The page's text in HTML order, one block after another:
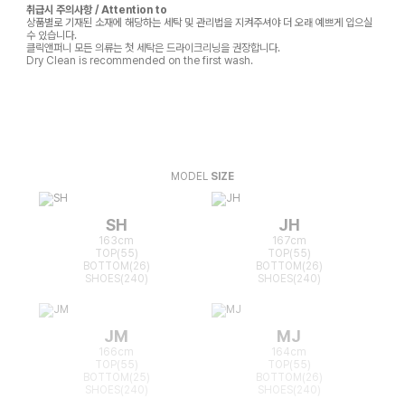
취급시 주의사항 / Attention to
상품별로 기재된 소재에 해당하는 세탁 및 관리법을 지켜주셔야 더 오래 예쁘게 입으실
수 있습니다.
클릭앤퍼니 모든 의류는 첫 세탁은 드라이크리닝을 권장합니다.
Dry Clean is recommended on the first wash.
MODEL SIZE
SH
163cm
TOP(55)
BOTTOM(26)
SHOES(240)
JH
167cm
TOP(55)
BOTTOM(26)
SHOES(240)
JM
166cm
TOP(55)
BOTTOM(25)
MJ
164cm
TOP(55)
BOTTOM(26)